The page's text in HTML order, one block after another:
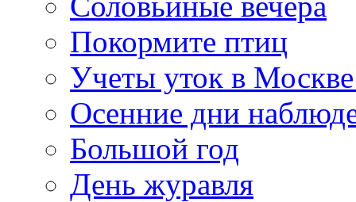
Покормите птиц
Учеты уток в
Осенние дни
Большой год
День журавля